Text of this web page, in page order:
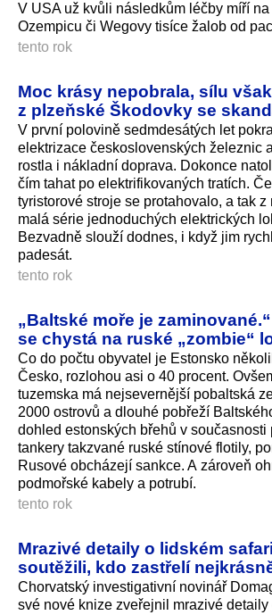
V USA už kvůli následkům léčby míří
Ozempicu či Wegovy tisíce žalob od
tento rok
Moc krásy nepobrala, sílu
z plzeňské Škodovky se
V první polovině sedmdesátých let
elektrizace československých železnic
rostla i nákladní doprava. Dokonce
čím tahat po elektrifikovaných tratích.
tyristorové stroje se protahovalo, a tak z
malá série jednoduchých elektrických
Bezvadně slouží dodnes, i když jim
padesát.
tento rok
„Baltské moře je
se chystá na ruské „zombie“
Co do počtu obyvatel je Estonsko
Česko, rozlohou asi o 40 procent.
tuzemska má nejsevernější pobaltská
2000 ostrovů a dlouhé pobřeží
dohled estonských břehů v současnosti
tankery takzvané ruské stínové flotily,
Rusové obcházejí sankce. A zároveň
podmořské kabely a potrubí.
tento rok
Mrazivé detaily o lidském
soutěžili, kdo zastřelí
Chorvatský investigativní novinář
své nové knize zveřejnil mrazivé detaily